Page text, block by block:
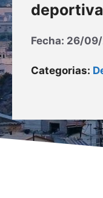
Fecha: 26/
Categorias: